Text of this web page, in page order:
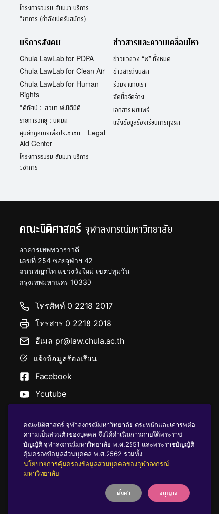
โครงการอบรม สัมมนา บริการ
วิชาการ (กำลังเปิดรับสมัคร)
บริการสังคม
Chula LawLab for PDPA
Chula LawLab for Clean Air
Chula LawLab for Human
Rights
วีดิทัศน์ : เสวนา ฬ.นิติมิติ
รายการวิทยุ : นิติมิติ
ศูนย์กฎหมายเพื่อประชาชน – Legal
Aid Center
โครงการอบรม สัมมนา บริการ
วิชาการ
ข่าวสารและความเคลื่อนไหว
ข่าวแวดวง “ฬ” ทั้งหมด
ข่าวสารถึงนิสิต
ร่วมงานกับเรา
จัดซื้อจัดจ้าง
เอกสารเผยแพร่
แจ้งข้อมูลร้องเรียนการทุจริต
คณะนิติศาสตร์ จุฬาลงกรณ์มหาวิทยาลัย
อาคารเทพทวาราวดี
เลขที่ 254 ซอยจุฬาฯ 42
ถนนพญาไท แขวงวังใหม่ เขตปทุมวัน
กรุงเทพมหานคร 10330
โทรศัพท์ 0 2218 2017
โทรสาร 0 2218 2018
อีเมล pr@law.chula.ac.th
แจ้งข้อมูลร้องเรียน
Facebook
Youtube
นโยบายคุ้มครองข้อมูลส่วนบุคคล
บริจาคให้ ฬ
คณะนิติศาสตร์ จุฬาลงกรณ์มหาวิทยาลัย ตระหนักและเคารพต่อ
ความเป็นส่วนตัวของบุคคล จึงได้ดำเนินการภายใต้พระราช
บัญญัติ จุฬาลงกรณ์มหาวิทยาลัย พ.ศ.2551 และพระราชบัญญัติ
คุ้มครองข้อมูลส่วนบุคคล พ.ศ.2562 รวมทั้ง
นโยบายการคุ้มครองข้อมูลส่วนบุคคลของจุฬาลงกรณ์
มหาวิทยาลัย
ตั้งค่า อนุญาต